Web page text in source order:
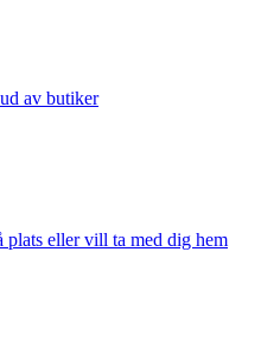
av butiker
plats eller vill ta med dig hem